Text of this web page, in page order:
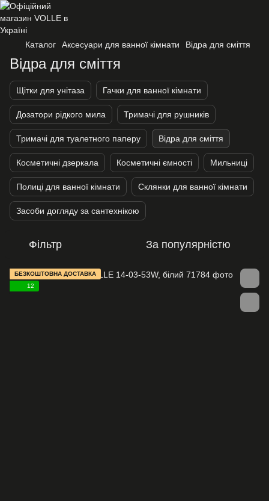
Каталог Аксесуари для ванної кімнати Відра для сміття
Відра для сміття
Щітки для унітаза Гачки для ванної кімнати
Дозатори рідкого мила Тримачі для рушників
Тримачі для туалетного паперу Відра для сміття
Косметичні дзеркала Косметичні ємності Мильниці
Полиці для ванної кімнати Склянки для ванної кімнати
Засоби догляду за сантехнікою
Фільтр За популярністю
БЕЗКОШТОВНА ДОСТАВКА
12